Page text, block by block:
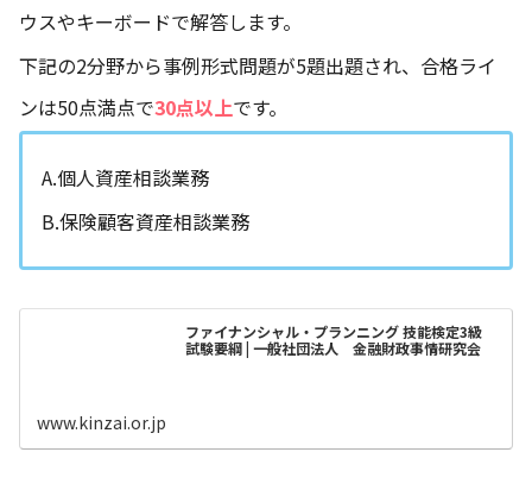
ウスやキーボードで解答します。
下記の2分野から事例形式問題が5題出題され、合格ライ
ンは50点満点で30点以上です。
A.個人資産相談業務
B.保険顧客資産相談業務
ファイナンシャル・プランニング 技能検定3級
試験要綱 | 一般社団法人 金融財政事情研究会
www.kinzai.or.jp